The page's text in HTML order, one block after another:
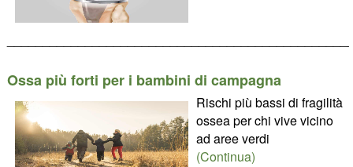
Ossa più forti per i bambini di campagna
Rischi più bassi di fragilità
ossea per chi vive vicino
ad aree verdi
(Continua)